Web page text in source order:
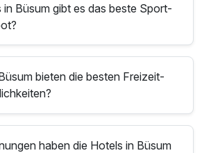
Büsum gibt es das beste Sport-
bieten die besten Freizeit-
haben die Hotels in Büsum